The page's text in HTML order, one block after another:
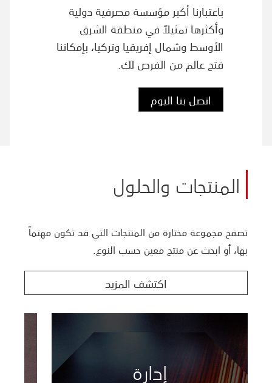
باعتبارنا أكبر مؤسسة مصرفية دولية
وأكثرها تمثيلاً في منطقة الشرق
الأوسط وشمال إفريقيا وتركيا، بإمكاننا
فتح عالم من الفرص لك.
اتصل بنا اليوم
المنتجات والحلول
تصفح مجموعة مختارة من المنتجات التي قد تكون مهتماً
بها، أو ابحث عن منتج معين حسب النوع.
اكتشف المزيد
إدارة